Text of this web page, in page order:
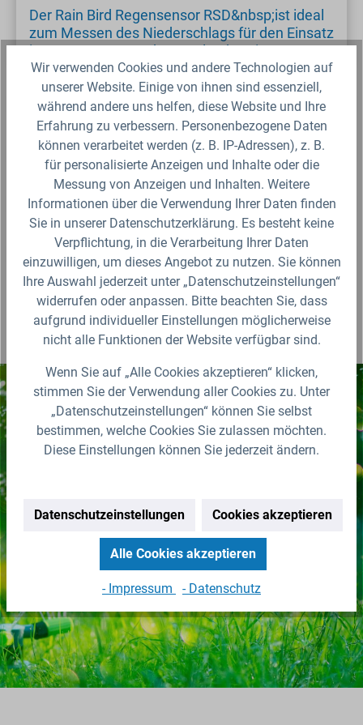
Der Rain Bird Regensensor RSD&nbsp;ist ideal
zum Messen des Niederschlags für den Einsatz
im Hausgarten- und Sportplatzberei…
Gebrauchsanleitung
Sicherheitsdatenblatt
Fragen zum Artikel?
Produktbewertungen
Nichts mehr verpassen!
Erhalten Sie erstklassige
(Abmeldung jederzeit möglich)
Wir verwenden Cookies und andere Technologien auf
unserer Website. Einige von ihnen sind essenziell,
während andere uns helfen, diese Website und Ihre
Erfahrung zu verbessern. Personenbezogene Daten
können verarbeitet werden (z. B. IP-Adressen), z. B.
für personalisierte Anzeigen und Inhalte oder die
Messung von Anzeigen und Inhalten. Weitere
Informationen über die Verwendung Ihrer Daten finden
Sie in unserer Datenschutzerklärung. Es besteht keine
Verpflichtung, in die Verarbeitung Ihrer Daten
einzuwilligen, um dieses Angebot zu nutzen. Sie können
Ihre Auswahl jederzeit unter „Datenschutzeinstellungen“
widerrufen oder anpassen. Bitte beachten Sie, dass
aufgrund individueller Einstellungen möglicherweise
nicht alle Funktionen der Website verfügbar sind.
Wenn Sie auf „Alle Cookies akzeptieren“ klicken,
stimmen Sie der Verwendung aller Cookies zu. Unter
„Datenschutzeinstellungen“ können Sie selbst
bestimmen, welche Cookies Sie zulassen möchten.
Diese Einstellungen können Sie jederzeit ändern.
Datenschutzeinstellungen Cookies akzeptieren
Alle Cookies akzeptieren
- Impressum - Datenschutz